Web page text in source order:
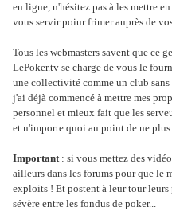
en ligne, n'hésitez pas à les mettre
vous servir poiur frimer auprès de
Tous les webmasters savent que ce
LePoker.tv se charge de vous le
une collectivité comme un club
j'ai déjà commencé à mettre mes
personnel et mieux fait que les
et n'importe quoi au point de ne
Important: si vous mettez des
ailleurs dans les forums pour que le
exploits ! Et postent à leur tour leurs
sévère entre les fondus de poker...